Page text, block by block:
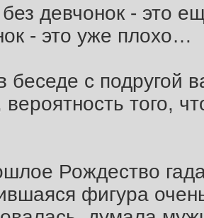
девчонок - это
- это уже плохо…
беседе с подругой
вероятность того,
Рождество
фигура